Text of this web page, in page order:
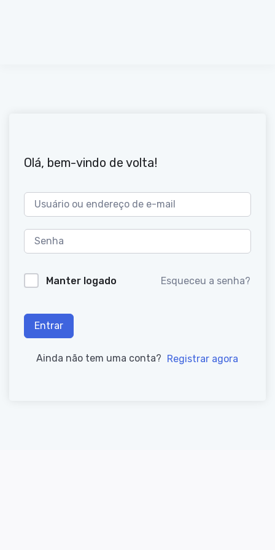
Olá, bem-vindo de volta!
Manter logado Esqueceu a senha?
Entrar
Ainda não tem uma conta? Registrar agora